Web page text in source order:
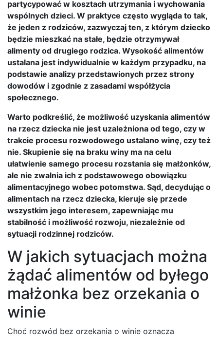
partycypować w kosztach utrzymania i wychowania
wspólnych dzieci. W praktyce często wygląda to tak,
że jeden z rodziców, zazwyczaj ten, z którym dziecko
będzie mieszkać na stałe, będzie otrzymywał
alimenty od drugiego rodzica. Wysokość alimentów
ustalana jest indywidualnie w każdym przypadku, na
podstawie analizy przedstawionych przez strony
dowodów i zgodnie z zasadami współżycia
społecznego.
Warto podkreślić, że możliwość uzyskania alimentów
na rzecz dziecka nie jest uzależniona od tego, czy w
trakcie procesu rozwodowego ustalano winę, czy też
nie. Skupienie się na braku winy ma na celu
ułatwienie samego procesu rozstania się małżonków,
ale nie zwalnia ich z podstawowego obowiązku
alimentacyjnego wobec potomstwa. Sąd, decydując o
alimentach na rzecz dziecka, kieruje się przede
wszystkim jego interesem, zapewniając mu
stabilność i możliwość rozwoju, niezależnie od
sytuacji rodzinnej rodziców.
W jakich sytuacjach można
żądać alimentów od byłego
małżonka bez orzekania o
winie
Choć rozwód bez orzekania o winie oznacza